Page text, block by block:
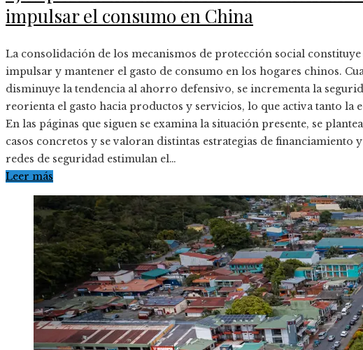
impulsar el consumo en China
La consolidación de los mecanismos de protección social
impulsar y mantener el gasto de consumo en los hogares chinos.
disminuye la tendencia al ahorro defensivo, se incrementa la
reorienta el gasto hacia productos y servicios, lo que activa tanto la
En las páginas que siguen se examina la situación presente, se
casos concretos y se valoran distintas estrategias de financiamiento
redes de seguridad estimulan el…
Leer más